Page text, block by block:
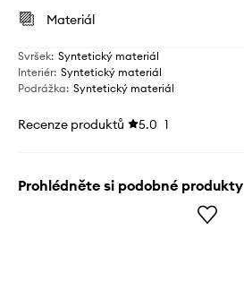
Materiál
Svršek: Syntetický materiál
Interiér: Syntetický materiál
Podrážka: Syntetický materiál
Recenze produktů 5.0 1
Prohlédněte si podobné produkty